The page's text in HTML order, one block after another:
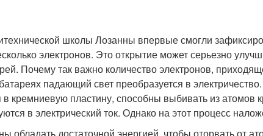
школы Лозанны впервые смогли
электронов. Это открытие может серьезно
Почему так важно количество электронов,
падающий свет преобразуется в
в кремниевую пластину, способны выбивать из атомов
в электрический ток. Однако на этот процесс